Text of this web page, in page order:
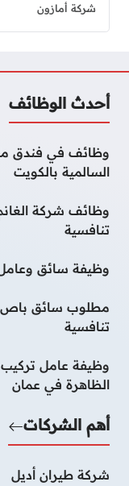
شركة أمازون
أحدث الوظائف
وظائف في فندق
السالمية بالكويت
وظائف شركة
تنافسية
وظيفة سائق
مطلوب سائق باص
تنافسية
وظيفة عامل
الظاهرة في عمان
أهم الشركات
شركة طيران أديل